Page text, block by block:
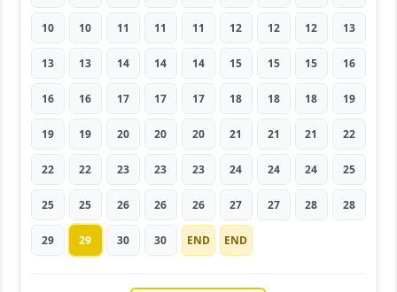
10 10 11 11 11 12 12 12 13
13 13 14 14 14 15 15 15 16
16 16 17 17 17 18 18 18 19
19 19 20 20 20 21 21 21 22
22 22 23 23 23 24 24 24 25
25 25 26 26 26 27 27 28 28
29 29 30 30 END END